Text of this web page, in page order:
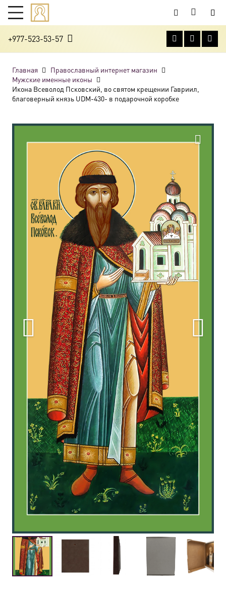
+977-523-53-57
Главная
Православный интернет магазин
Мужские именные иконы
Икона Всеволод Псковский, во святом крещении Гавриил,
благоверный князь UDM-430- в подарочной коробке